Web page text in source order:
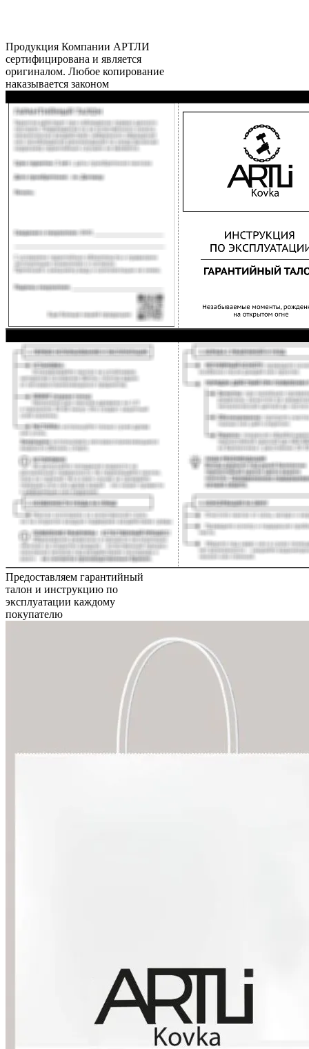
Продукция Компании АРТЛИ
сертифицирована и является
оригиналом. Любое копирование
наказывается законом
Предоставляем гарантийный
талон и инструкцию по
эксплуатации каждому
покупателю